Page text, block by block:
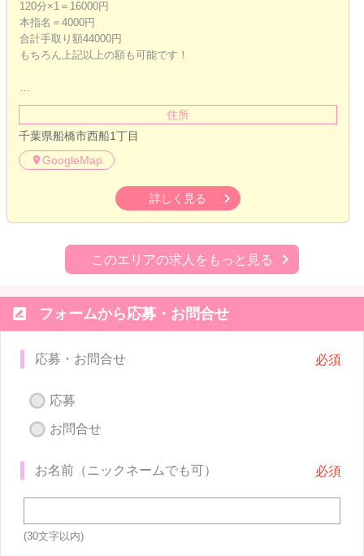
120分×1＝16000円
本指名＝4000円
合計手取り額44000円
もちろん上記以上の額も可能です！
住所
千葉県船橋市西船1丁目
GoogleMap
詳しく見る
このエリアの求人をもっと見る
 フォームから応募・お問合せ
応募・お問合せ
応募
お問合せ
お名前（ニックネームでも可）
(30文字以内)